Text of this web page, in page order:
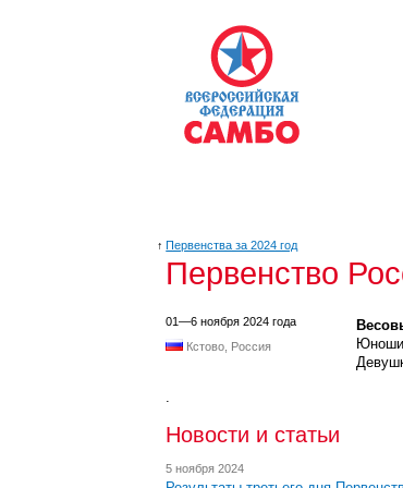
↑ Первенства за 2024 год
Первенство
01—6 ноября 2024 года
Кстово, Россия
Юноши
.
Новости и статьи
5 ноября 2024